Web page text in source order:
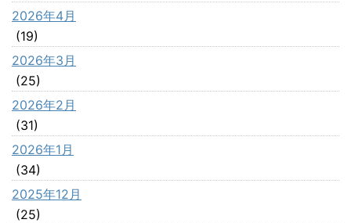
2026年4月
(19)
2026年3月
(25)
2026年2月
(31)
2026年1月
(34)
2025年12月
(25)